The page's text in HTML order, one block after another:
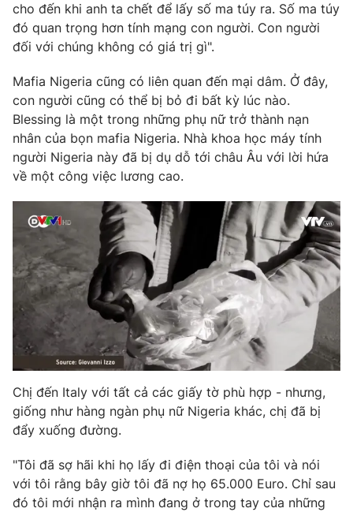
Cơ quan chủ quản:Đài Truyền hình Việt Nam
Cơ quan báo chí: Thời báo VTV
cấp ngày 29/12/2023
Tổng Biên tập:Vũ Thanh Thủy
Phó Tổng Biên tập:Nguyễn Thị Mỹ Hạnh, Phạm Quốc Thắng,
Nguyễn Trọng Ninh
Tổng đài VTV:024.38 355 931 - 024.38 355 932
Ðiện thoại Thời báo VTV:024.66 897 897
Email:toasoan@vtv.vn
Liên hệ quảng cáo:024-7300.7108
thuận bằng văn bản. Ghi rõ nguồn VTV.vn khi phát hành lại
thông tin từ website này.
cho đến khi anh ta chết để lấy số ma túy ra. Số ma túy
đó quan trọng hơn tính mạng con người. Con người
đối với chúng không có giá trị gì".
Mafia Nigeria cũng có liên quan đến mại dâm. Ở đây,
con người cũng có thể bị bỏ đi bất kỳ lúc nào.
Blessing là một trong những phụ nữ trở thành nạn
nhân của bọn mafia Nigeria. Nhà khoa học máy tính
người Nigeria này đã bị dụ dỗ tới châu Âu với lời hứa
về một công việc lương cao.
Chị đến Italy với tất cả các giấy tờ phù hợp - nhưng,
giống như hàng ngàn phụ nữ Nigeria khác, chị đã bị
đẩy xuống đường.
"Tôi đã sợ hãi khi họ lấy đi điện thoại của tôi và nói
với tôi rằng bây giờ tôi đã nợ họ 65.000 Euro. Chỉ sau
đó tôi mới nhận ra mình đang ở trong tay của những